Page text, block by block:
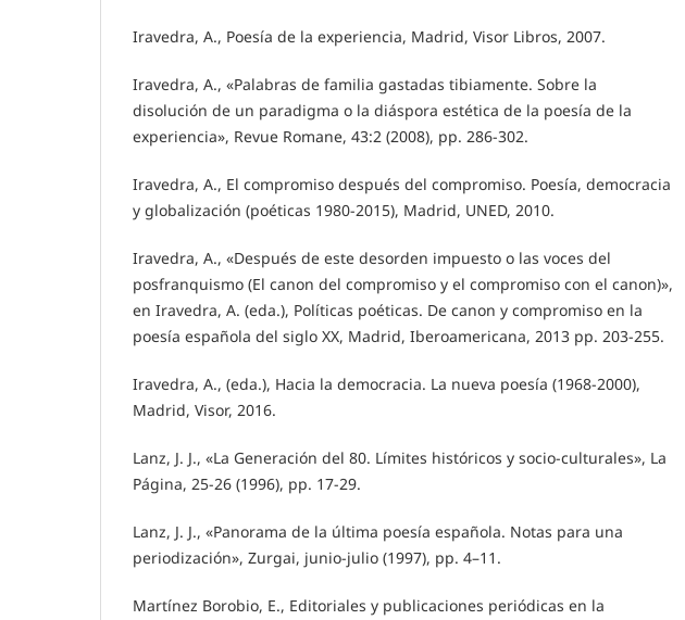
Iravedra, A., Poesía de la experiencia, Madrid, Visor Libros, 2007.
Iravedra, A., «Palabras de familia gastadas tibiamente. Sobre la
disolución de un paradigma o la diáspora estética de la poesía de la
experiencia», Revue Romane, 43:2 (2008), pp. 286-302.
Iravedra, A., El compromiso después del compromiso. Poesía, democracia
y globalización (poéticas 1980-2015), Madrid, UNED, 2010.
Iravedra, A., «Después de este desorden impuesto o las voces del
posfranquismo (El canon del compromiso y el compromiso con el canon)»,
en Iravedra, A. (eda.), Políticas poéticas. De canon y compromiso en la
poesía española del siglo XX, Madrid, Iberoamericana, 2013 pp. 203-255.
Iravedra, A., (eda.), Hacia la democracia. La nueva poesía (1968-2000),
Madrid, Visor, 2016.
Lanz, J. J., «La Generación del 80. Límites históricos y socio-culturales», La
Página, 25-26 (1996), pp. 17-29.
Lanz, J. J., «Panorama de la última poesía española. Notas para una
periodización», Zurgai, junio-julio (1997), pp. 4–11.
Martínez Borobio, E., Editoriales y publicaciones periódicas en la